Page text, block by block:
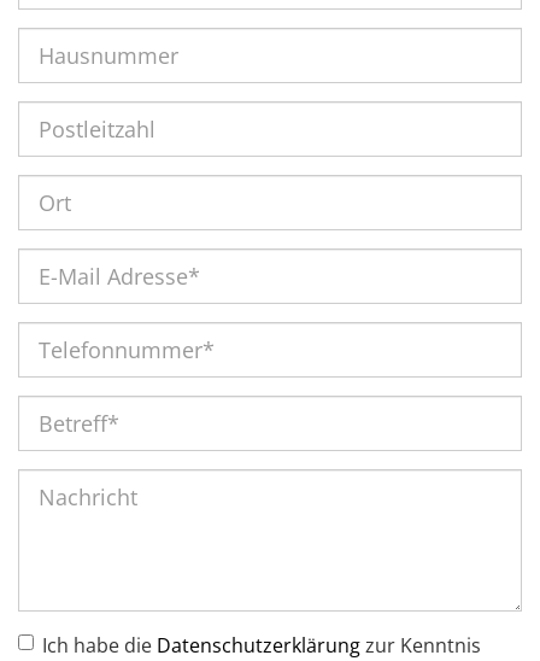
Ich habe die Datenschutzerklärungzur Kenntnis